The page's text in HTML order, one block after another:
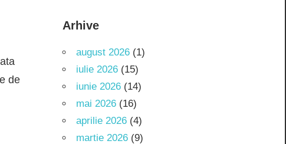
de
Arhive
august 2026(1)
iulie 2026(15)
iunie 2026(14)
mai 2026(16)
aprilie 2026(4)
martie 2026(9)